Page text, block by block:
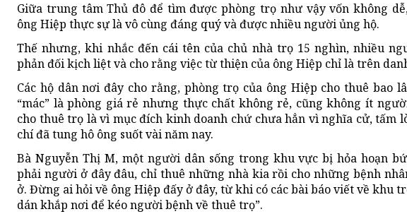
Giữa trung tâm Thủ đô để tìm được phòng trọ như vậy vốn không
ông Hiệp thực sự là vô cùng đáng quý và được nhiều người ủng hộ.
Thế nhưng, khi nhắc đến cái tên của chủ nhà trọ 15 nghìn, nhiều
phản đối kịch liệt và cho rằng việc từ thiện của ông Hiệp chỉ là trên
Các hộ dân nơi đây cho rằng, phòng trọ của ông Hiệp cho thuê bao
“mác” là phòng giá rẻ nhưng thực chất không rẻ, cũng không ít
cho thuê trọ là vì mục đích kinh doanh chứ chưa hẳn vì nghĩa cử, tấm
chí đã tung hô ông suốt vài năm nay.
Bà Nguyễn Thị M, một người dân sống trong khu vực bị hỏa hoạn
phải người ở đây đâu, chỉ thuê những nhà kia rồi cho những bệnh
ở. Đừng ai hỏi về ông Hiệp đấy ở đây, từ khi có các bài báo viết về khu
dán khắp nơi để kéo người bệnh về thuê trọ”.